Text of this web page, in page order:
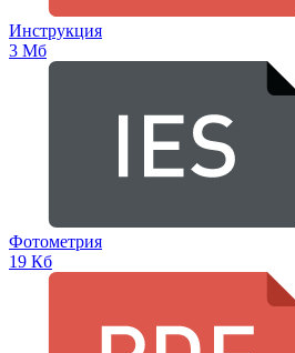
Инструкция
3 Мб
Фотометрия
19 Кб